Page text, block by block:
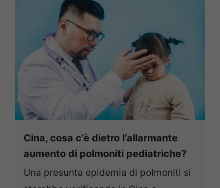
Cina, cosa c’è dietro l’allarmante
aumento di polmoniti pediatriche?
Una presunta epidemia di polmoniti si